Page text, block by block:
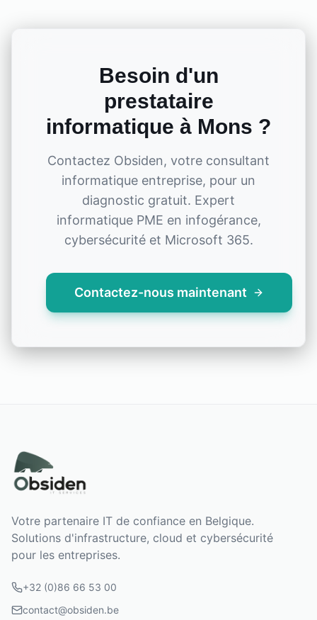
Besoin d'un
prestataire
informatique à Mons ?
Contactez Obsiden, votre consultant
informatique entreprise, pour un
diagnostic gratuit. Expert
informatique PME en infogérance,
cybersécurité et Microsoft 365.
Contactez-nous maintenant
Votre partenaire IT de confiance en Belgique.
Solutions d'infrastructure, cloud et cybersécurité
pour les entreprises.
+32 (0)86 66 53 00
contact@obsiden.be